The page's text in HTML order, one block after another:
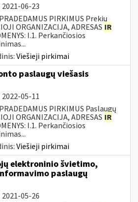
2021-06-23
PIRKIMUS Prekių
ORGANIZACIJA, ADRESAS IR
I.1. Perkančiosios
Viešieji pirkimai
paslaugų viešasis
2022-05-11
PIRKIMUS Paslaugų
ORGANIZACIJA, ADRESAS IR
I.1. Perkančiosios
Viešieji pirkimai
elektroninio švietimo,
paslaugų
2021-05-26